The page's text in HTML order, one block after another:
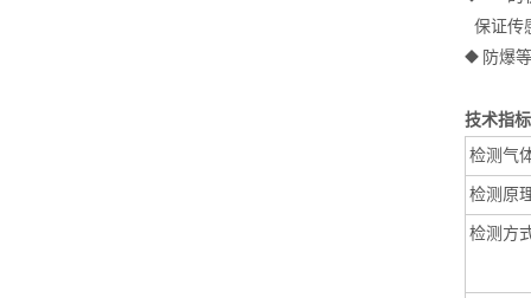
保证传
◆ 防爆
技术
检测气
检测原
检测方